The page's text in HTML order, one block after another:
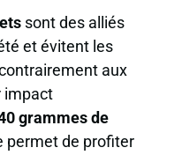
sont des alliés
et évitent les
aux
impact
grammes de
permet de profiter